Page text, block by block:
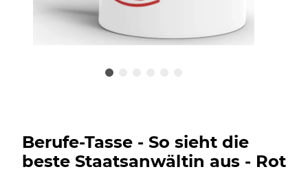
Berufe-Tasse - So sieht die
beste Staatsanwältin aus - Rot